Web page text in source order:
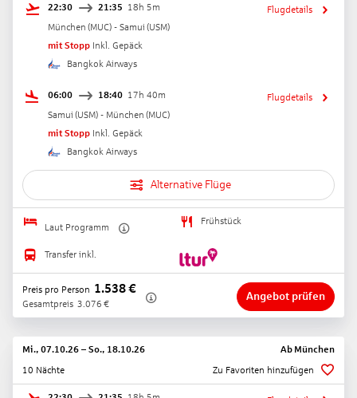
22:30 21:35 18h 5m
München (MUC) - Samui (USM)
mit Stopp Inkl. Gepäck
Bangkok Airways
Flugdetails
06:00 18:40 17h 40m
Samui (USM) - München (MUC)
mit Stopp Inkl. Gepäck
Bangkok Airways
Flugdetails
Alternative Flüge
Laut Programm
Frühstück
Transfer inkl.
Preis pro Person 1.538€
Gesamtpreis 3.076 €
Angebot prüfen
Mi., 07.10.26 – So., 18.10.26 Ab München
10 Nächte
Zu Favoriten hinzufügen